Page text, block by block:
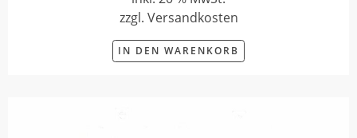
zzgl. Versandkosten
IN DEN WARENKORB